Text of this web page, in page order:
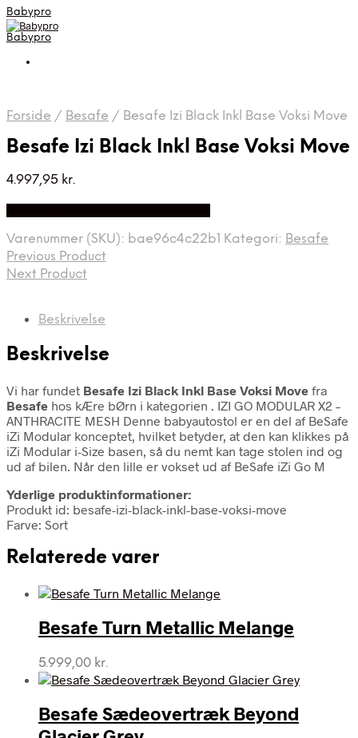
Babypro
Babypro
Forside / Besafe / Besafe Izi Black Inkl Base Voksi Move
Besafe Izi Black Inkl Base Voksi Move
4.997,95 kr.
Varenummer (SKU): bae96c4c22b1 Kategori: Besafe
Previous Product
Next Product
Beskrivelse
Beskrivelse
Vi har fundet Besafe Izi Black Inkl Base Voksi Move fra
Besafe hos kÆre bØrn i kategorien . IZI GO MODULAR X2 –
ANTHRACITE MESH Denne babyautostol er en del af BeSafe
iZi Modular konceptet, hvilket betyder, at den kan klikkes på
iZi Modular i-Size basen, så du nemt kan tage stolen ind og
ud af bilen. Når den lille er vokset ud af BeSafe iZi Go M
Yderlige produktinformationer:
Produkt id: besafe-izi-black-inkl-base-voksi-move
Farve: Sort
Relaterede varer
Besafe Turn Metallic Melange
5.999,00 kr.
Besafe Sædeovertræk Beyond